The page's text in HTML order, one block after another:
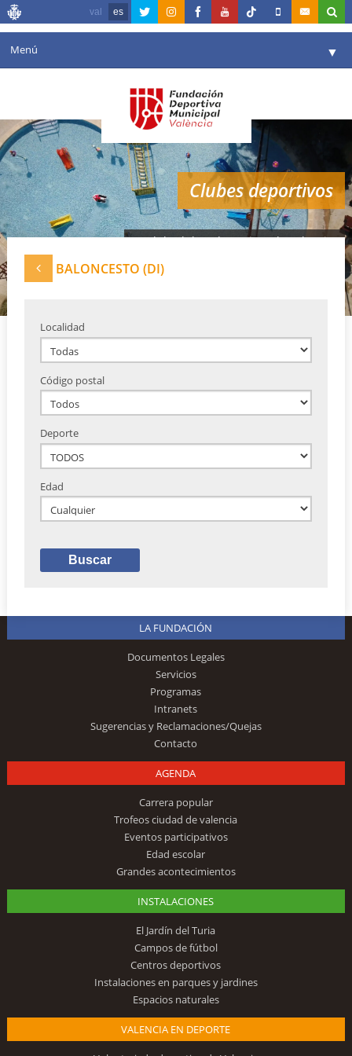
val es
Menú ▼
Agenda
Instalaciones
Comunicación ▼
Valencia en deporte ▼
Clubes deportivos
Red de clubes deportivos de Valencia
BALONCESTO (DI)
Localidad
Código postal
Deporte
Edad
LA FUNDACIÓN
Documentos Legales
Servicios
Programas
Intranets
Sugerencias y Reclamaciones/Quejas
Contacto
AGENDA
Carrera popular
Trofeos ciudad de valencia
Eventos participativos
Edad escolar
Grandes acontecimientos
INSTALACIONES
El Jardín del Turia
Campos de fútbol
Centros deportivos
Instalaciones en parques y jardines
Espacios naturales
VALENCIA EN DEPORTE